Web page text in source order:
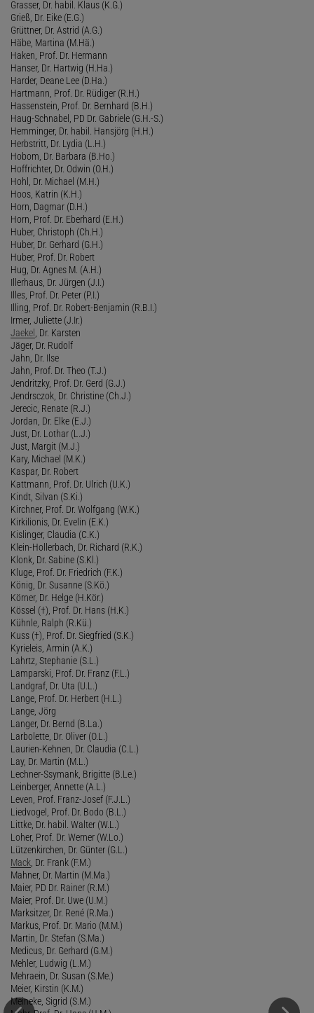
Grasser, Dr. habil. Klaus (K.G.)
Grieß, Dr. Eike (E.G.)
Grüttner, Dr. Astrid (A.G.)
Häbe, Martina (M.Hä.)
Haken, Prof. Dr. Hermann
Hanser, Dr. Hartwig (H.Ha.)
Harder, Deane Lee (D.Ha.)
Hartmann, Prof. Dr. Rüdiger (R.H.)
Hassenstein, Prof. Dr. Bernhard (B.H.)
Haug-Schnabel, PD Dr. Gabriele (G.H.-S.)
Hemminger, Dr. habil. Hansjörg (H.H.)
Herbstritt, Dr. Lydia (L.H.)
Hobom, Dr. Barbara (B.Ho.)
Hoffrichter, Dr. Odwin (O.H.)
Hohl, Dr. Michael (M.H.)
Hoos, Katrin (K.H.)
Horn, Dagmar (D.H.)
Horn, Prof. Dr. Eberhard (E.H.)
Huber, Christoph (Ch.H.)
Huber, Dr. Gerhard (G.H.)
Huber, Prof. Dr. Robert
Hug, Dr. Agnes M. (A.H.)
Illerhaus, Dr. Jürgen (J.I.)
Illes, Prof. Dr. Peter (P.I.)
Illing, Prof. Dr. Robert-Benjamin (R.B.I.)
Irmer, Juliette (J.Ir.)
Jaekel , Dr. Karsten
Jäger, Dr. Rudolf
Jahn, Dr. Ilse
Jahn, Prof. Dr. Theo (T.J.)
Jendritzky, Prof. Dr. Gerd (G.J.)
Jendrsczok, Dr. Christine (Ch.J.)
Jerecic, Renate (R.J.)
Jordan, Dr. Elke (E.J.)
Just, Dr. Lothar (L.J.)
Just, Margit (M.J.)
Kary, Michael (M.K.)
Kaspar, Dr. Robert
Kattmann, Prof. Dr. Ulrich (U.K.)
Kindt, Silvan (S.Ki.)
Kirchner, Prof. Dr. Wolfgang (W.K.)
Kirkilionis, Dr. Evelin (E.K.)
Kislinger, Claudia (C.K.)
Klein-Hollerbach, Dr. Richard (R.K.)
Klonk, Dr. Sabine (S.Kl.)
Kluge, Prof. Dr. Friedrich (F.K.)
König, Dr. Susanne (S.Kö.)
Körner, Dr. Helge (H.Kör.)
Kössel (†), Prof. Dr. Hans (H.K.)
Kühnle, Ralph (R.Kü.)
Kuss (†), Prof. Dr. Siegfried (S.K.)
Kyrieleis, Armin (A.K.)
Lahrtz, Stephanie (S.L.)
Lamparski, Prof. Dr. Franz (F.L.)
Landgraf, Dr. Uta (U.L.)
Lange, Prof. Dr. Herbert (H.L.)
Lange, Jörg
Langer, Dr. Bernd (B.La.)
Larbolette, Dr. Oliver (O.L.)
Laurien-Kehnen, Dr. Claudia (C.L.)
Lay, Dr. Martin (M.L.)
Lechner-Ssymank, Brigitte (B.Le.)
Leinberger, Annette (A.L.)
Leven, Prof. Franz-Josef (F.J.L.)
Liedvogel, Prof. Dr. Bodo (B.L.)
Littke, Dr. habil. Walter (W.L.)
Loher, Prof. Dr. Werner (W.Lo.)
Lützenkirchen, Dr. Günter (G.L.)
Mack , Dr. Frank (F.M.)
Mahner, Dr. Martin (M.Ma.)
Maier, PD Dr. Rainer (R.M.)
Maier, Prof. Dr. Uwe (U.M.)
Marksitzer, Dr. René (R.Ma.)
Markus, Prof. Dr. Mario (M.M.)
Martin, Dr. Stefan (S.Ma.)
Medicus, Dr. Gerhard (G.M.)
Mehler, Ludwig (L.M.)
Mehraein, Dr. Susan (S.Me.)
Meier, Kirstin (K.M.)
Meineke, Sigrid (S.M.)